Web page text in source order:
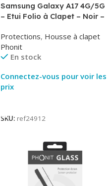
Samsung Galaxy A17 4G/5G
– Etui Folio à Clapet – Noir –
Protections, Housse à clapet
Phonit
En stock
Connectez-vous pour voir les
prix
SKU: ref24912